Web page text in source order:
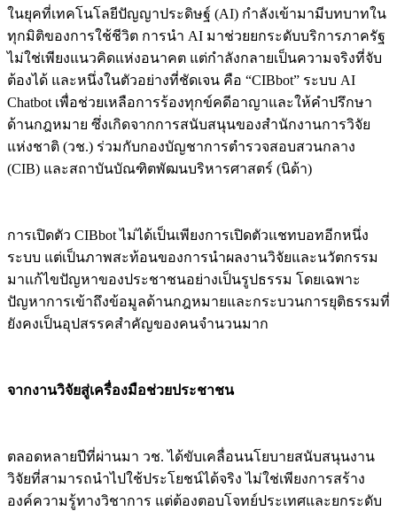
ในยุคที่เทคโนโลยีปัญญาประดิษฐ์ (AI) กำลังเข้ามามีบทบาทใน
ทุกมิติของการใช้ชีวิต การนำ AI มาช่วยยกระดับบริการภาครัฐ
ไม่ใช่เพียงแนวคิดแห่งอนาคต แต่กำลังกลายเป็นความจริงที่จับ
ต้องได้ และหนึ่งในตัวอย่างที่ชัดเจน คือ “CIBbot” ระบบ AI
Chatbot เพื่อช่วยเหลือการร้องทุกข์คดีอาญาและให้คำปรึกษา
ด้านกฎหมาย ซึ่งเกิดจากการสนับสนุนของสำนักงานการวิจัย
แห่งชาติ (วช.) ร่วมกับกองบัญชาการตำรวจสอบสวนกลาง
(CIB) และสถาบันบัณฑิตพัฒนบริหารศาสตร์ (นิด้า)
การเปิดตัว CIBbot ไม่ได้เป็นเพียงการเปิดตัวแชทบอทอีกหนึ่ง
ระบบ แต่เป็นภาพสะท้อนของการนำผลงานวิจัยและนวัตกรรม
มาแก้ไขปัญหาของประชาชนอย่างเป็นรูปธรรม โดยเฉพาะ
ปัญหาการเข้าถึงข้อมูลด้านกฎหมายและกระบวนการยุติธรรมที่
ยังคงเป็นอุปสรรคสำคัญของคนจำนวนมาก
จากงานวิจัยสู่เครื่องมือช่วยประชาชน
ตลอดหลายปีที่ผ่านมา วช. ได้ขับเคลื่อนนโยบายสนับสนุนงาน
วิจัยที่สามารถนำไปใช้ประโยชน์ได้จริง ไม่ใช่เพียงการสร้าง
องค์ความรู้ทางวิชาการ แต่ต้องตอบโจทย์ประเทศและยกระดับ